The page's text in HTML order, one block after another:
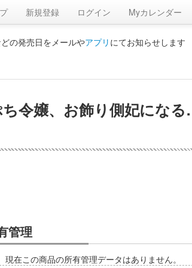
新規登録 ログイン Myカレンダー
の発売日をメールやアプリ にてお知らせします
令嬢、お飾り側妃にな
管理
現在この商品の所有管理データはありません。